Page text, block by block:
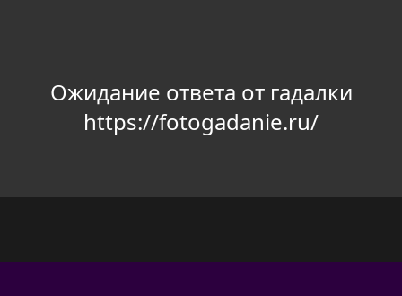
Ожидание ответа от гадалки
https://fotogadanie.ru/